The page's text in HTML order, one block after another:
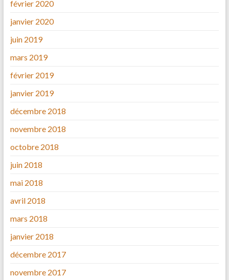
février 2020
janvier 2020
juin 2019
mars 2019
février 2019
janvier 2019
décembre 2018
novembre 2018
octobre 2018
juin 2018
mai 2018
avril 2018
mars 2018
janvier 2018
décembre 2017
novembre 2017